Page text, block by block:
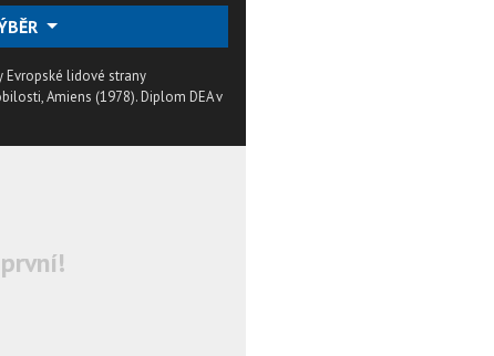
Evropské lidové strany
Amiens (1978). Diplom DEA v